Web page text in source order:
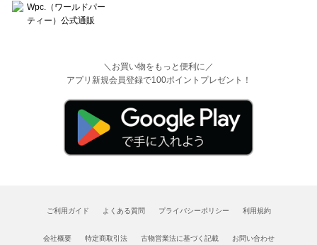
＼お買い物をもっと便利に／
アプリ新規会員登録で100ポイントプレゼント！
ご利用ガイド よくある質問 プライバシーポリシー 利用規約
会社概要 特定商取引法 古物営業法に基づく記載 お問い合わせ